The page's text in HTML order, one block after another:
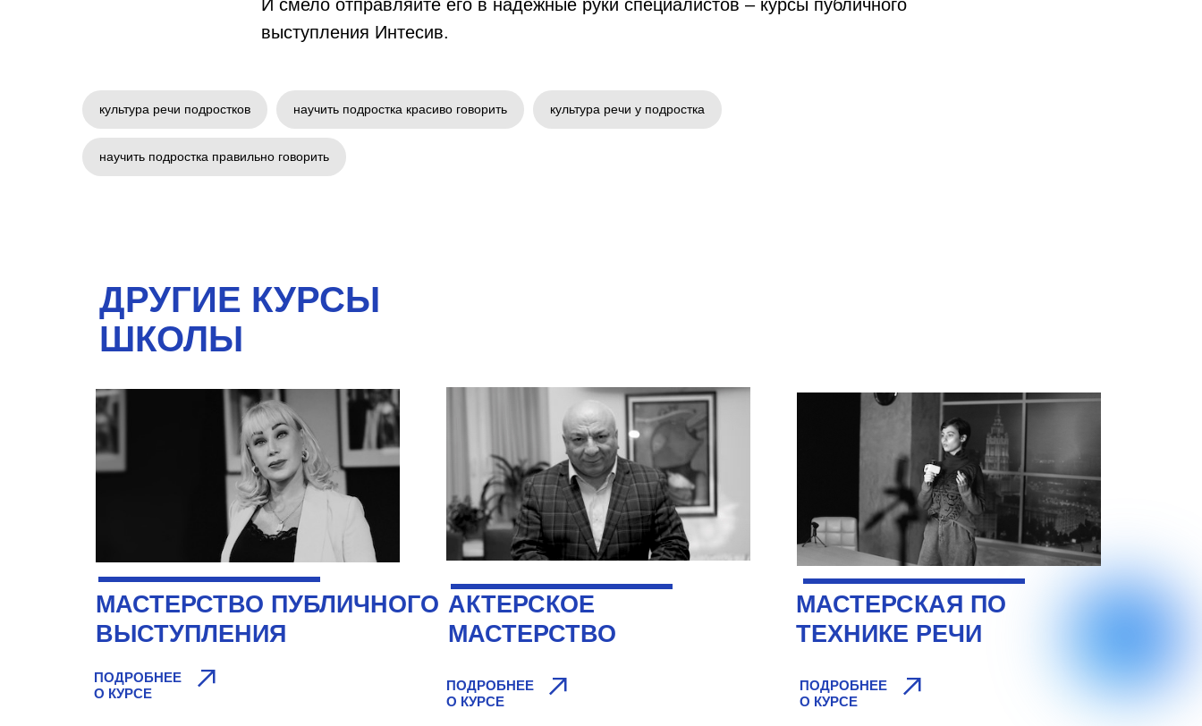
И смело отправляйте его в надёжные руки специалистов – курсы публичного
выступления Интесив.
культура речи подростков научить подростка красиво говорить культура речи у подростка
научить подростка правильно говорить
ДРУГИЕ КУРСЫ
ШКОЛЫ
ПОДРОБНЕЕ
О КУРСЕ
АКТЕРСКОЕ
МАСТЕРСТВО
МАСТЕРСКАЯ ПО
ТЕХНИКЕ РЕЧИ
ПОДРОБНЕЕ
О КУРСЕ
ПОДРОБНЕЕ
О КУРСЕ
МАСТЕРСТВО ПУБЛИЧНОГО
ВЫСТУПЛЕНИЯ